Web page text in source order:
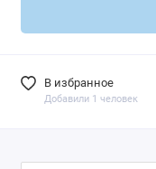
В избранное
Добавили 1 человек